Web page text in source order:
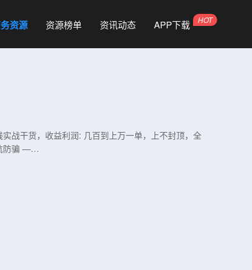
资源 资源榜单 资讯动态 APP下载
战干货，收益利润: 几百到上万一单，上不封顶，全
防骗 —…